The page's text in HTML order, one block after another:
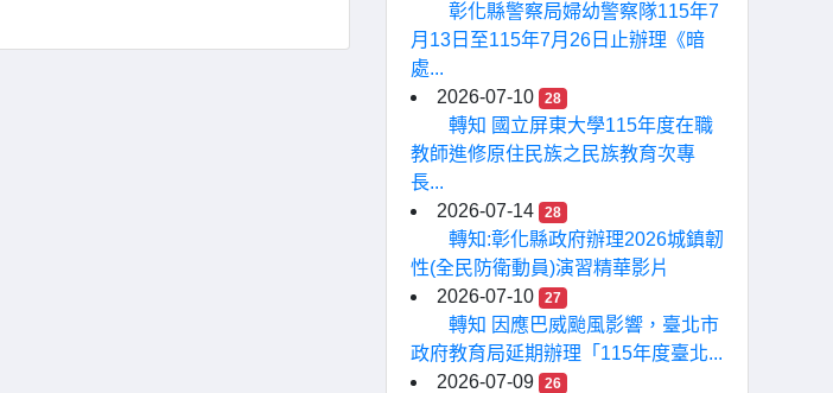
彰化縣警察局婦幼警察隊115年7
月13日至115年7月26日止辦理《暗
處...
2026-07-10
28
轉知 國立屏東大學115年度在職
教師進修原住民族之民族教育次專
長...
2026-07-14
28
轉知:彰化縣政府辦理2026城鎮韌
性(全民防衛動員)演習精華影片
2026-07-10
27
轉知 因應巴威颱風影響，臺北市
政府教育局延期辦理「115年度臺北...
2026-07-09
26